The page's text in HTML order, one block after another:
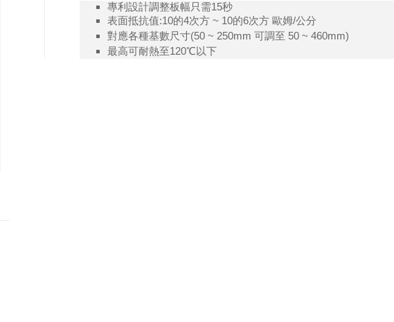
專利設計調整板幅只需15秒
表面抵抗值:10的4次方 ~ 10的6次方 歐姆/公分
對應各種基數尺寸(50 ~ 250mm 可調至 50 ~ 460mm)
最高可耐熱至120℃以下